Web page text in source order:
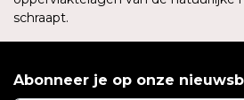
schraapt.
Abonneer je op onze